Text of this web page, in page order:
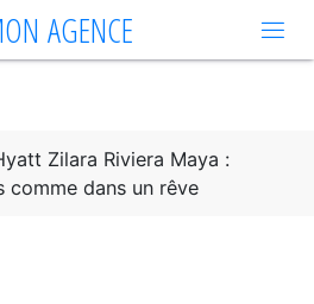
ON AGENCE
Zilara Riviera Maya :
comme dans un rêve